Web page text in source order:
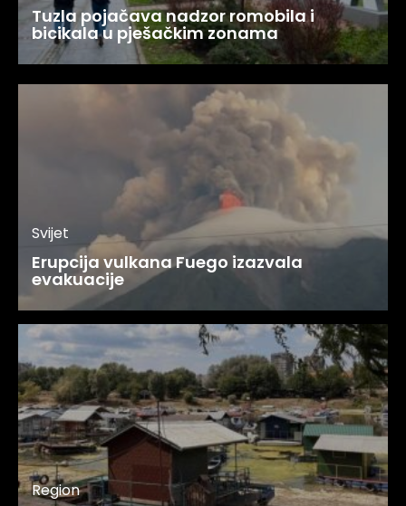
Tuzla pojačava nadzor romobila i
bicikala u pješačkim zonama
Svijet
Erupcija vulkana Fuego izazvala
evakuacije
Region